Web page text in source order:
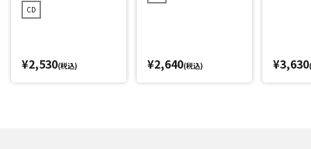
CD
¥2,530(税込) ¥2,640(税込) ¥3,630